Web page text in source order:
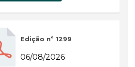
Edição nº 1299
06/08/2026